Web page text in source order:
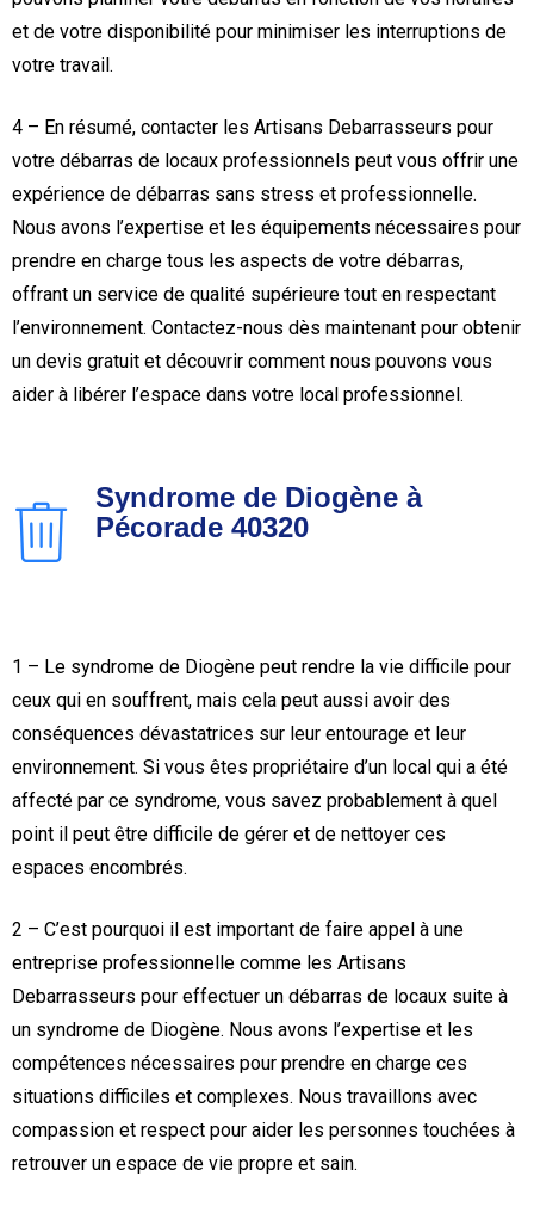
et de votre disponibilité pour minimiser les interruptions de
votre travail.
4 – En résumé, contacter les Artisans Debarrasseurs pour
votre débarras de locaux professionnels peut vous offrir une
expérience de débarras sans stress et professionnelle.
Nous avons l’expertise et les équipements nécessaires pour
prendre en charge tous les aspects de votre débarras,
offrant un service de qualité supérieure tout en respectant
l’environnement. Contactez-nous dès maintenant pour obtenir
un devis gratuit et découvrir comment nous pouvons vous
aider à libérer l’espace dans votre local professionnel.
Syndrome de Diogène à
Pécorade 40320
1 – Le syndrome de Diogène peut rendre la vie difficile pour
ceux qui en souffrent, mais cela peut aussi avoir des
conséquences dévastatrices sur leur entourage et leur
environnement. Si vous êtes propriétaire d’un local qui a été
affecté par ce syndrome, vous savez probablement à quel
point il peut être difficile de gérer et de nettoyer ces
espaces encombrés.
2 – C’est pourquoi il est important de faire appel à une
entreprise professionnelle comme les Artisans
Debarrasseurs pour effectuer un débarras de locaux suite à
un syndrome de Diogène. Nous avons l’expertise et les
compétences nécessaires pour prendre en charge ces
situations difficiles et complexes. Nous travaillons avec
compassion et respect pour aider les personnes touchées à
retrouver un espace de vie propre et sain.